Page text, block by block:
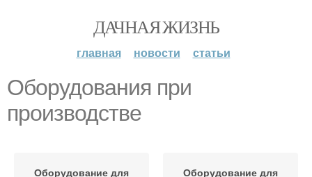
ДАЧНАЯ ЖИЗНЬ
главная новости статьи
Оборудования при
производстве
Оборудование для
Оборудование для